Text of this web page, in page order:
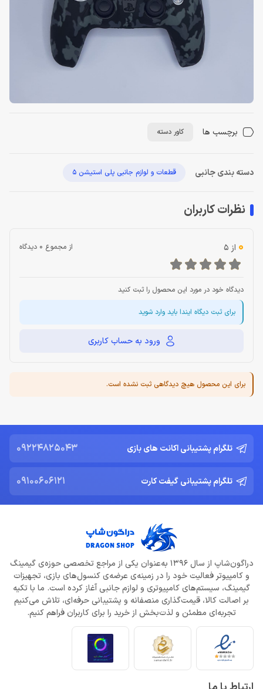
برچسب ها کاور دسته
دسته بندی جانبی قطعات و لوازم جانبی پلی استیشن 5
نظرات کاربران
0 از 5 از مجموع 0 دیدگاه
دیدگاه خود در مورد این محصول را ثبت کنید
برای ثبت دیگاه ایندا باید وارد شوید
ورود به حساب کاربری
برای این محصول هیچ دیدگاهی ثبت نشده است.
تلگرام پشتیبانی اکانت های بازی 09224825043
تلگرام پشتیبانی گیفت کارت 09100606121
دراگون‌شاپ از سال 1396 به‌عنوان یکی از مراجع تخصصی حوزه‌ی گیمینگ
و کامپیوتر فعالیت خود را در زمینه‌ی عرضه‌ی کنسول‌های بازی، تجهیزات
گیمینگ، سیستم‌های کامپیوتری و لوازم جانبی آغاز کرده است. ما با تکیه
بر اصالت کالا، قیمت‌گذاری منصفانه و پشتیبانی حرفه‌ای، تلاش می‌کنیم
تجربه‌ای مطمئن و لذت‌بخش از خرید را برای کاربران فراهم کنیم.